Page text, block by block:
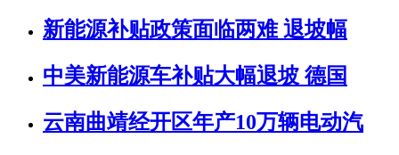
新能源补贴政策面临两难 退坡幅
中美新能源车补贴大幅退坡 德国
云南曲靖经开区年产10万辆电动汽